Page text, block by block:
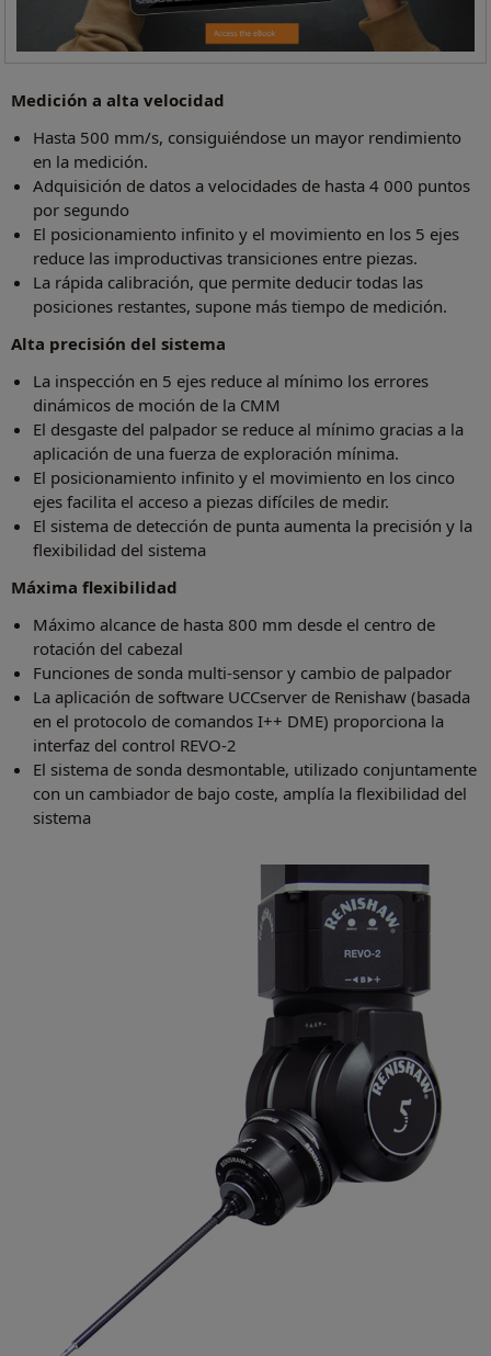
Medición a alta velocidad
Hasta 500 mm/s, consiguiéndose un mayor rendimiento
en la medición.
Adquisición de datos a velocidades de hasta 4 000 puntos
por segundo
El posicionamiento infinito y el movimiento en los 5 ejes
reduce las improductivas transiciones entre piezas.
La rápida calibración, que permite deducir todas las
posiciones restantes, supone más tiempo de medición.
Alta precisión del sistema
La inspección en 5 ejes reduce al mínimo los errores
dinámicos de moción de la CMM
El desgaste del palpador se reduce al mínimo gracias a la
aplicación de una fuerza de exploración mínima.
El posicionamiento infinito y el movimiento en los cinco
ejes facilita el acceso a piezas difíciles de medir.
El sistema de detección de punta aumenta la precisión y la
flexibilidad del sistema
Máxima flexibilidad
Máximo alcance de hasta 800 mm desde el centro de
rotación del cabezal
Funciones de sonda multi-sensor y cambio de palpador
La aplicación de software UCCserver de Renishaw (basada
en el protocolo de comandos I++ DME) proporciona la
interfaz del control REVO-2
El sistema de sonda desmontable, utilizado conjuntamente
con un cambiador de bajo coste, amplía la flexibilidad del
sistema